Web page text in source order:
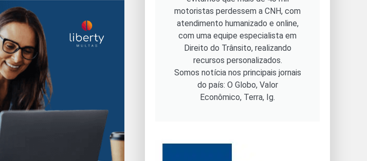
motoristas perdessem a CNH, com
atendimento humanizado e online,
com uma equipe especialista em
Direito do Trânsito, realizando
recursos personalizados.
Somos notícia nos principais jornais
do país: O Globo, Valor
Econômico, Terra, Ig.